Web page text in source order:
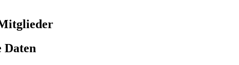
Daten